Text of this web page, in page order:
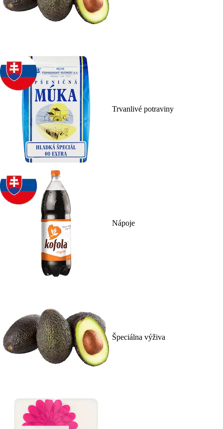
Trvanlivé potraviny
Nápoje
Špeciálna výživa